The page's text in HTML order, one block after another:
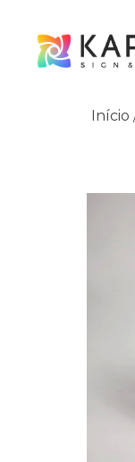
Início